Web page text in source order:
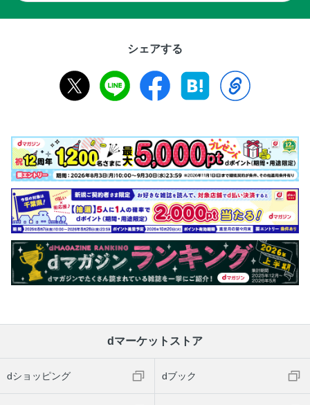
シェアする
dマーケットストア
dショッピング dブック